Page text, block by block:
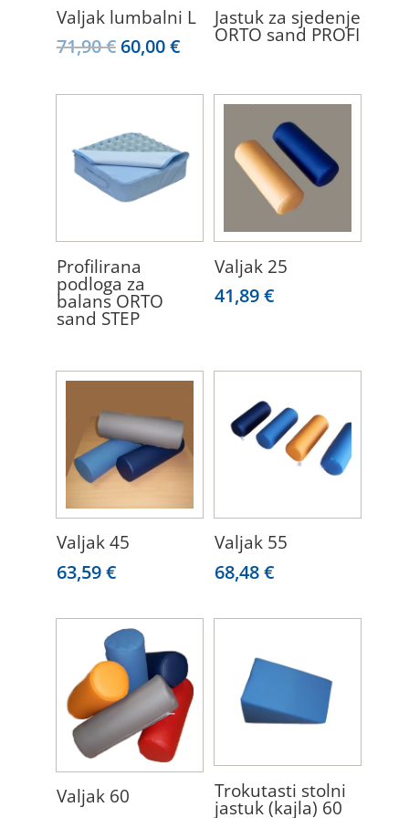
Valjak lumbalni L
71,90€ Izvorna
bila
71,90 €.
60,00€Trenutna
je:
Jastuk za sjedenje
ORTO sand PROFI
Profilirana
podloga za
balans ORTO
sand STEP
Valjak 25
41,89€
Valjak 45
63,59€
Valjak 55
68,48€
Valjak 60 Trokutasti stolni
jastuk (kajla) 60